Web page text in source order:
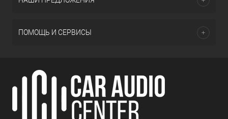
ПОМОЩЬ И СЕРВИСЫ